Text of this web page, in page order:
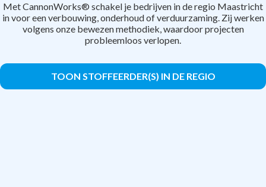
Met CannonWorks® schakel je bedrijven in de regio Maastricht
in voor een verbouwing, onderhoud of verduurzaming. Zij werken
volgens onze bewezen methodiek, waardoor projecten
probleemloos verlopen.
TOON STOFFEERDER(S) IN DE REGIO